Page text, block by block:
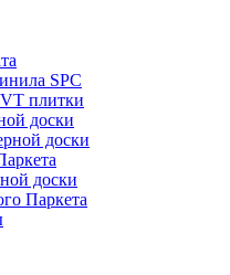
SPC
плитки
доски
доски
доски
Паркета